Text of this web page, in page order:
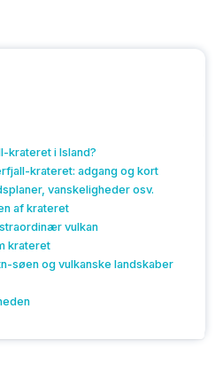
krateret i Island?
krateret: adgang og kort
vanskeligheder osv.
af krateret
vulkan
krateret
søen og vulkanske landskaber